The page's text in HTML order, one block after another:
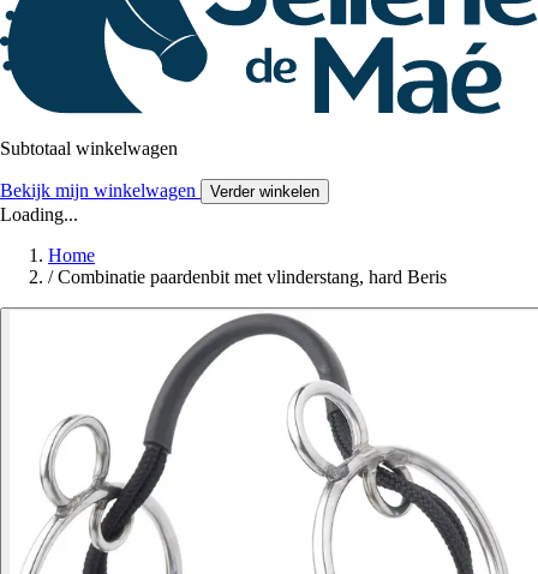
Subtotaal winkelwagen
Bekijk mijn winkelwagen Verder winkelen
Loading...
Home
/ Combinatie paardenbit met vlinderstang, hard Beris